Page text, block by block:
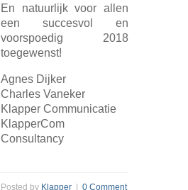
En natuurlijk voor allen
een succesvol en
voorspoedig 2018
toegewenst!
Agnes Dijker
Charles Vaneker
Klapper Communicatie
KlapperCom
Consultancy
Posted by Klapper
0 Comment